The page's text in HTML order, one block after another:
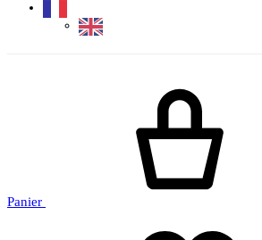
Panier